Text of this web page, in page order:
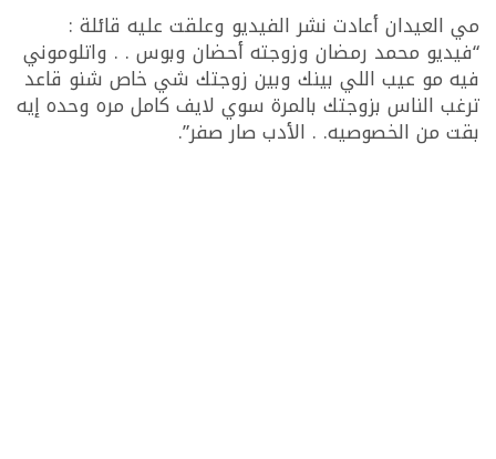
مي العيدان أعادت نشر الفيديو وعلقت عليه قائلة :
“فيديو محمد رمضان وزوجته أحضان وبوس . . واتلوموني
فيه مو عيب اللي بينك وبين زوجتك شي خاص شنو قاعد
ترغب الناس بزوجتك بالمرة سوي لايف كامل مره وحده إيه
بقت من الخصوصيه. . الأدب صار صفر”.